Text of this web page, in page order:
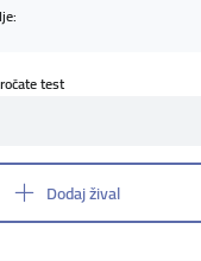
test
Dodaj žival